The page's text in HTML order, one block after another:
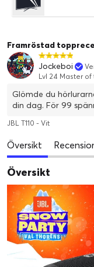
Framröstad
Jockeboi
Lvl 24 Master
Glömde du
din dag. För 99
JBL T110 - Vit
Översikt
Översikt